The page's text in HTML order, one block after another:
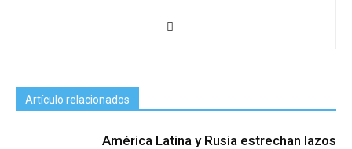
Artículo relacionados
América Latina y Rusia estrechan lazos